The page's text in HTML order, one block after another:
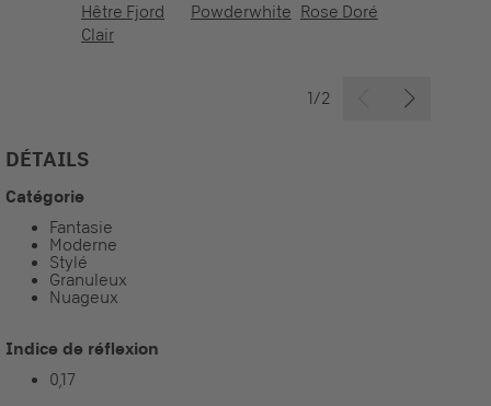
Hêtre Fjord
Clair
Powderwhite Rose Doré
1/2
DÉTAILS
Catégorie
Fantasie
Moderne
Stylé
Granuleux
Nuageux
Indice de réflexion
0,17